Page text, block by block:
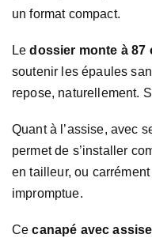
un format compact.
Ledossier monte à 87
soutenir les épaules
repose, naturellement.
Quant à l’assise, avec
permet de s’installer
en tailleur, ou
impromptue.
Cecanapé avec